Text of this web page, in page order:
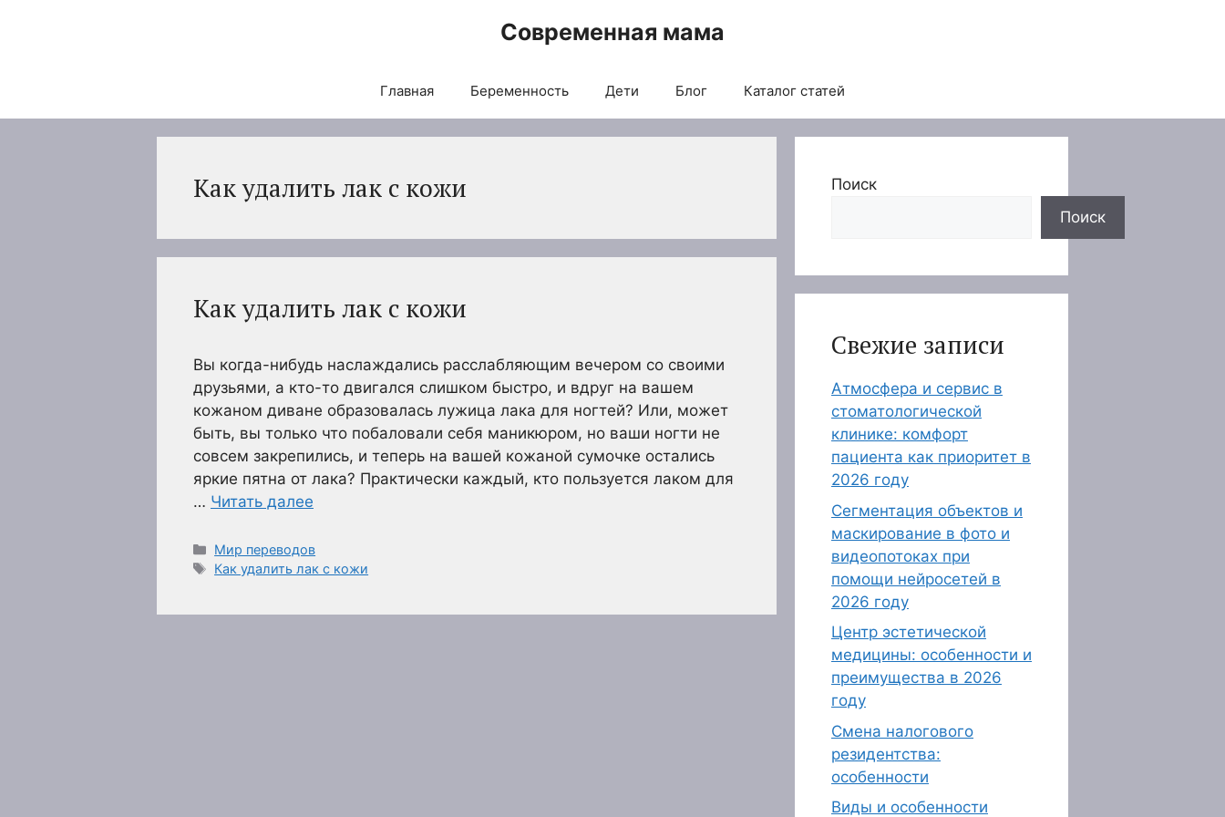
Современная мама
Главная Беременность Дети Блог Каталог статей
Как удалить лак с кожи
Как удалить лак с кожи
Вы когда-нибудь наслаждались расслабляющим вечером со своими
друзьями, а кто-то двигался слишком быстро, и вдруг на вашем
кожаном диване образовалась лужица лака для ногтей? Или, может
быть, вы только что побаловали себя маникюром, но ваши ногти не
совсем закрепились, и теперь на вашей кожаной сумочке остались
яркие пятна от лака? Практически каждый, кто пользуется лаком для
… Читать далее
Рубрики
Мир переводов
Метки
Как удалить лак с кожи
Поиск
Поиск
Свежие записи
Атмосфера и сервис в
стоматологической
клинике: комфорт
пациента как приоритет в
2026 году
Сегментация объектов и
маскирование в фото и
видеопотоках при
помощи нейросетей в
2026 году
Центр эстетической
медицины: особенности и
преимущества в 2026
году
Смена налогового
резидентства:
особенности
Виды и особенности